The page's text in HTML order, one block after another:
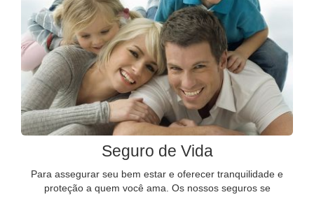
Seguro de Vida
Para assegurar seu bem estar e oferecer tranquilidade e
proteção a quem você ama. Os nossos seguros se